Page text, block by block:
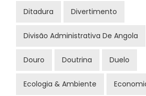
Ditadura Divertimento
Divisão Administrativa De Angola
Douro Doutrina Duelo
Ecologia & Ambiente